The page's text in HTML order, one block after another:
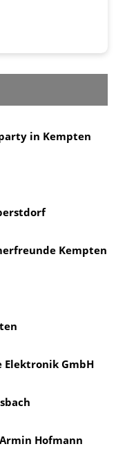
in Kempten
Kempten
Elektronik GmbH
Hofmann